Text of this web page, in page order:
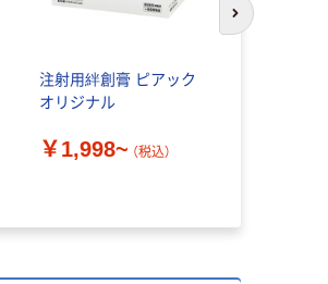
注射用絆創膏 ピアック
オリジナル
￥1,998~ （税込）
次のスライド